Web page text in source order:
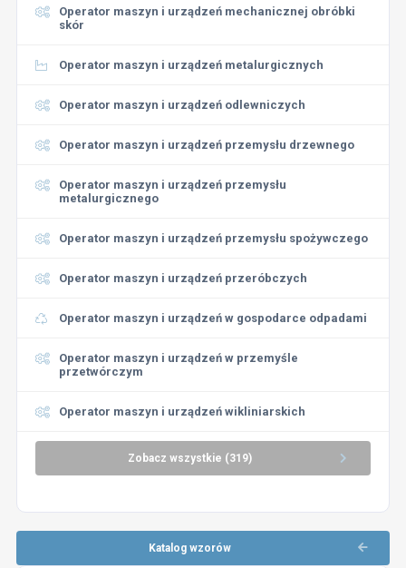
Operator maszyn i urządzeń mechanicznej obróbki
skór
Operator maszyn i urządzeń metalurgicznych
Operator maszyn i urządzeń odlewniczych
Operator maszyn i urządzeń przemysłu drzewnego
Operator maszyn i urządzeń przemysłu
metalurgicznego
Operator maszyn i urządzeń przemysłu spożywczego
Operator maszyn i urządzeń przeróbczych
Operator maszyn i urządzeń w gospodarce odpadami
Operator maszyn i urządzeń w przemyśle
przetwórczym
Operator maszyn i urządzeń wikliniarskich
Zobacz wszystkie (319)
Katalog wzorów